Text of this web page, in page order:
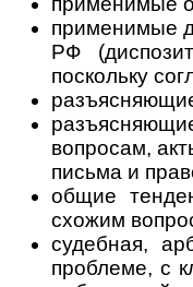
применимые
РФ
поскольку
вопросам,
письма и
общие
схожим
судебная,
проблеме, с